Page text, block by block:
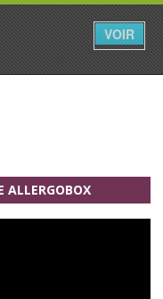
VOIR
ALLERGOBOX